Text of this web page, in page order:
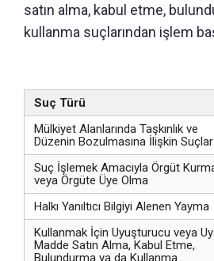
satın alma, kabul etme,
kullanma suçlarından işlem
Suç Türü
Mülkiyet Alanlarında Taşkınlık ve
Düzenin Bozulmasına İlişkin Suçlar
Suç İşlemek Amacıyla Örgüt
veya Örgüte Üye Olma
Halkı Yanıltıcı Bilgiyi Alenen Yayma
Kullanmak İçin Uyuşturucu veya
Madde Satın Alma, Kabul Etme,
Bulundurma ya da Kullanma